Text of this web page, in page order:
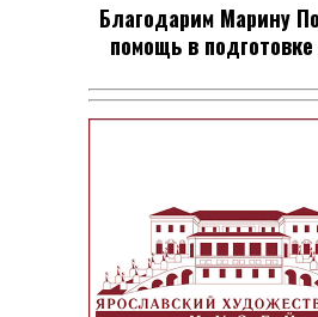
Благодарим Марину
помощь в